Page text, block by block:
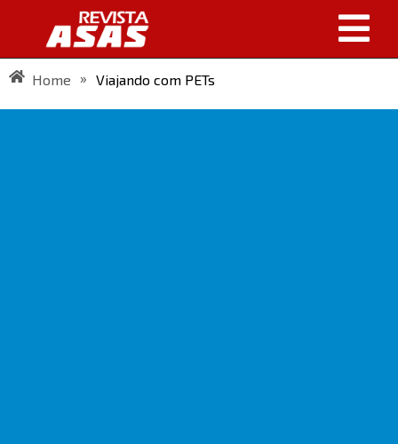
Home » Viajando com PETs